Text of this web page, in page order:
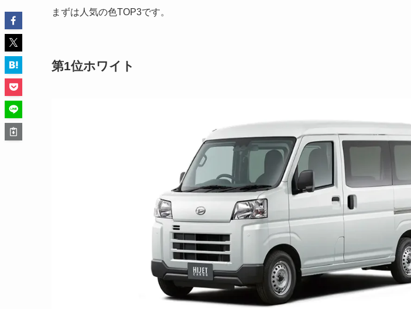
まずは人気の色TOP3です。
第1位ホワイト